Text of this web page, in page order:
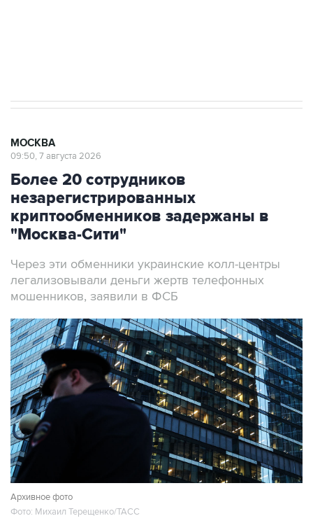
МОСКВА
09:50, 7 августа 2026
Более 20 сотрудников
незарегистрированных
криптообменников задержаны в
"Москва-Сити"
Через эти обменники украинские колл-центры
легализовывали деньги жертв телефонных
мошенников, заявили в ФСБ
Архивное фото
Фото: Михаил Терещенко/ТАСС